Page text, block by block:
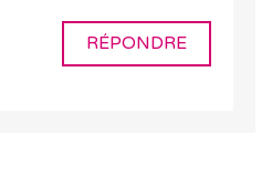
RÉPONDRE